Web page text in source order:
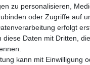
zu personalisieren,
oder Zugriffe auf
erfolgt
diese Daten mit Dritten,
kann mit Einwilligung